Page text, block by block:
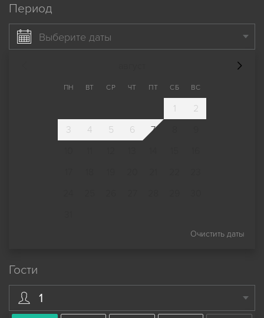
Период
Выберите даты
ПН ВТ СР ЧТ ПТ СБ ВС
1
2
3
4 5 6 7
Очистить даты
Гости
1